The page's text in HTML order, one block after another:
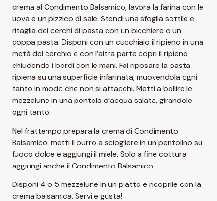
crema al Condimento Balsamico, lavora la farina con le
uova e un pizzico di sale. Stendi una sfoglia sottile e
ritaglia dei cerchi di pasta con un bicchiere o un
coppa pasta. Disponi con un cucchiaio il ripieno in una
metà del cerchio e con l’altra parte copri il ripieno
chiudendo i bordi con le mani. Fai riposare la pasta
ripiena su una superficie infarinata, muovendola ogni
tanto in modo che non si attacchi. Metti a bollire le
mezzelune in una pentola d’acqua salata, girandole
ogni tanto.
Nel frattempo prepara la crema di Condimento
Balsamico: metti il burro a sciogliere in un pentolino su
fuoco dolce e aggiungi il miele. Solo a fine cottura
aggiungi anche il Condimento Balsamico.
Disponi 4 o 5 mezzelune in un piatto e ricoprile con la
crema balsamica. Servi e gusta!